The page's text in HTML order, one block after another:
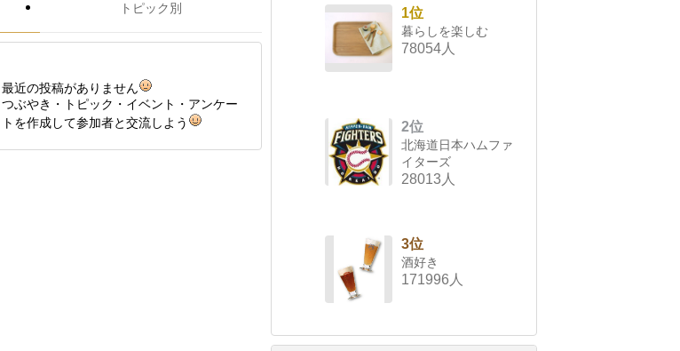
トピック別
最近の投稿がありません
つぶやき・トピック・イベント・アンケー
トを作成して参加者と交流しよう
1位
暮らしを楽しむ
78054人
2位
北海道日本ハムファ
イターズ
28013人
3位
酒好き
171996人